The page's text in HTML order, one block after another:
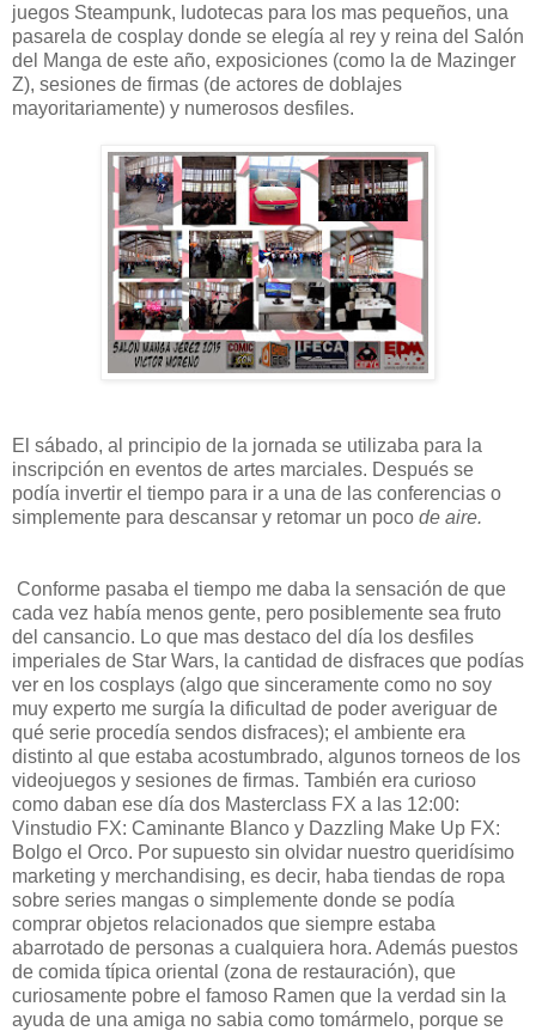
juegos Steampunk, ludotecas para los mas pequeños, una
pasarela de cosplay donde se elegía al rey y reina del Salón
del Manga de este año, exposiciones (como la de Mazinger
Z), sesiones de firmas (de actores de doblajes
mayoritariamente) y numerosos desfiles.
El sábado, al principio de la jornada se utilizaba para la
inscripción en eventos de artes marciales. Después se
podía invertir el tiempo para ir a una de las conferencias o
simplemente para descansar y retomar un poco de aire.
Conforme pasaba el tiempo me daba la sensación de que
cada vez había menos gente, pero posiblemente sea fruto
del cansancio. Lo que mas destaco del día los desfiles
imperiales de Star Wars, la cantidad de disfraces que podías
ver en los cosplays (algo que sinceramente como no soy
muy experto me surgía la dificultad de poder averiguar de
qué serie procedía sendos disfraces); el ambiente era
distinto al que estaba acostumbrado, algunos torneos de los
videojuegos y sesiones de firmas. También era curioso
como daban ese día dos Masterclass FX a las 12:00:
Vinstudio FX: Caminante Blanco y Dazzling Make Up FX:
Bolgo el Orco. Por supuesto sin olvidar nuestro queridísimo
marketing y merchandising, es decir, haba tiendas de ropa
sobre series mangas o simplemente donde se podía
comprar objetos relacionados que siempre estaba
abarrotado de personas a cualquiera hora. Además puestos
de comida típica oriental (zona de restauración), que
curiosamente pobre el famoso Ramen que la verdad sin la
ayuda de una amiga no sabia como tomármelo, porque se